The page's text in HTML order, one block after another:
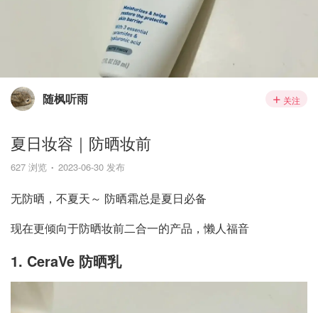
随枫听雨 关注
夏日妆容｜防晒妆前
627 浏览 2023-06-30 发布
无防晒，不夏天～ 防晒霜总是夏日必备
现在更倾向于防晒妆前二合一的产品，懒人福音
1. CeraVe 防晒乳